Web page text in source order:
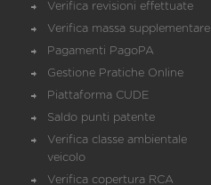
Verifica revisioni effettuate
Verifica massa supplementare
Pagamenti PagoPA
Gestione Pratiche Online
Piattaforma CUDE
Saldo punti patente
Verifica classe ambientale
veicolo
Verifica copertura RCA